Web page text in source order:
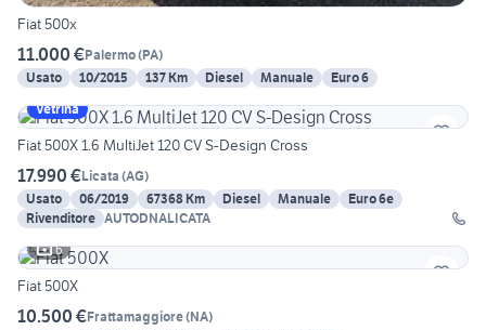
Fiat 500x
11.000 €Palermo(PA)
Usato
10/2015 137 Km Diesel Manuale
Euro 6
Vetrina
Fiat 500X 1.6 MultiJet 120 CV S-Design Cross
17.990 €Licata (AG)
Usato
06/2019 67368 Km Diesel Manuale
Euro 6e
Rivenditore AUTODNALICATA
6
Fiat 500X
10.500 €Frattamaggiore(NA)